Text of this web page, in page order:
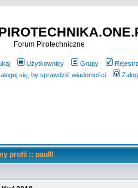
Forum Pirotechniczne
Użytkownicy Grupy
się, by sprawdzić wiadomości
profil :: paul0